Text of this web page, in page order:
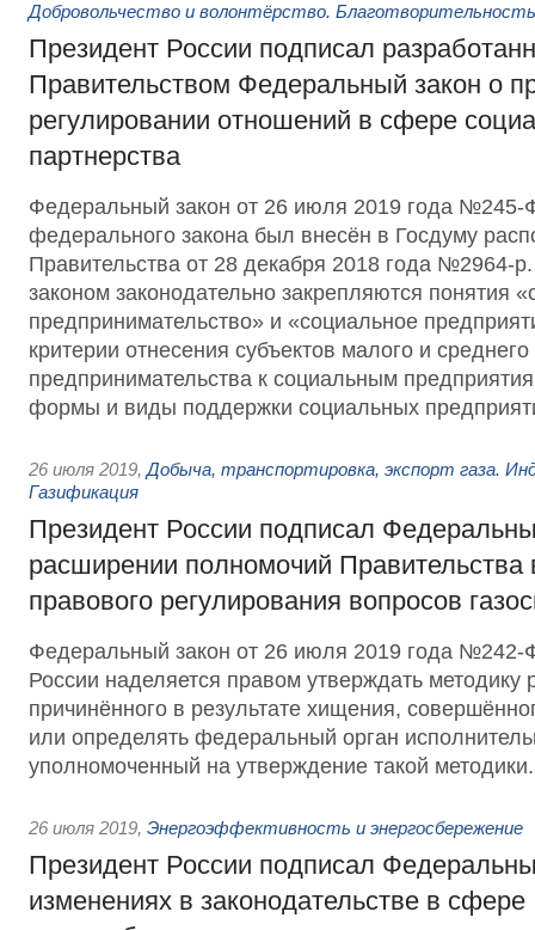
Добровольчество и волонтёрство. Благотворительность
Президент России подписал
Правительством Федеральный закон о
регулировании отношений в сфере
партнерства
Федеральный закон от 26 июля 2019 года №245-
федерального закона был внесён в Госдуму
Правительства от 28 декабря 2018 года №2964-
законом законодательно закрепляются понятия
предпринимательство» и «социальное
критерии отнесения субъектов малого и среднего
предпринимательства к социальным
формы и виды поддержки социальных
26 июля 2019, Добыча, транспортировка, экспорт газа.
Газификация
Президент России подписал
расширении полномочий Правительства
правового регулирования вопросов
Федеральный закон от 26 июля 2019 года №242-
России наделяется правом утверждать методику
причинённого в результате хищения,
или определять федеральный орган
уполномоченный на утверждение такой методики.
26 июля 2019, Энергоэффективность и энергосбережение
Президент России подписал
изменениях в законодательстве в сфере